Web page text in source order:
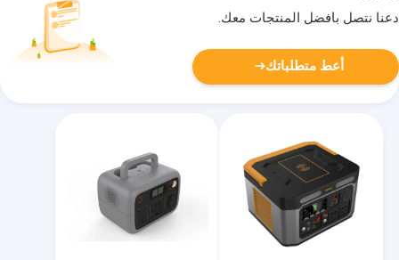
دعنا نتصل بأفضل المنتجات معك.
أعط متطلباتك